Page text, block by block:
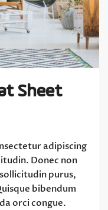
Sheet
adipiscing
Donec non
purus,
bibendum
orci congue.